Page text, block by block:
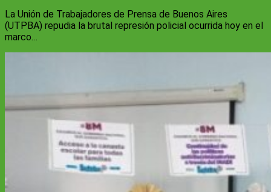
La Unión de Trabajadores de Prensa de Buenos Aires
(UTPBA) repudia la brutal represión policial ocurrida hoy en el
marco…